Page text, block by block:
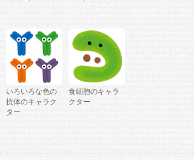
いろいろな色の
抗体のキャラク
ター
食細胞のキャラ
クター